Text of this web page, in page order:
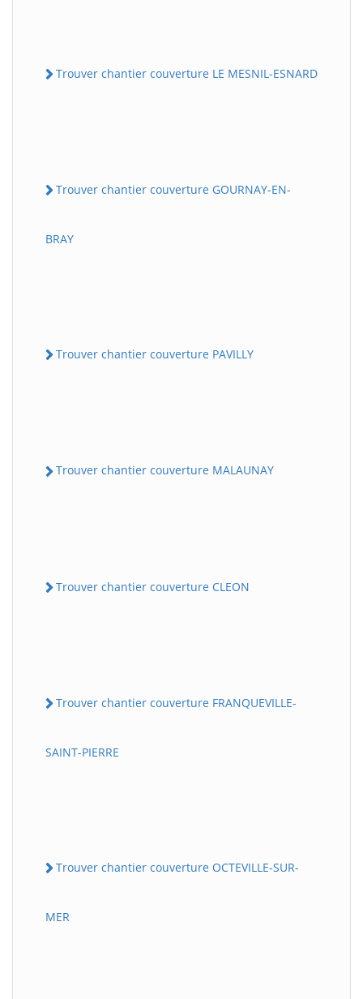
Trouver chantier couverture LE MESNIL-ESNARD
Trouver chantier couverture GOURNAY-EN-
BRAY
Trouver chantier couverture PAVILLY
Trouver chantier couverture MALAUNAY
Trouver chantier couverture CLEON
Trouver chantier couverture FRANQUEVILLE-
SAINT-PIERRE
Trouver chantier couverture OCTEVILLE-SUR-
MER